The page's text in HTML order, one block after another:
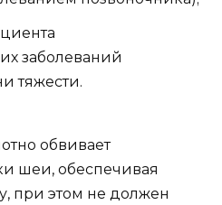
заболеваний
тяжести.
обвивает
шеи, обеспечивая
при этом не должен